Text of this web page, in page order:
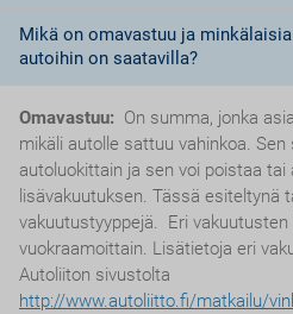
Mikä on omavastuu ja
autoihin on saatavilla?
Omavastuu: On summa, jonka
mikäli autolle sattuu vahinkoa. Sen
autoluokittain ja sen voi poistaa tai
lisävakuutuksen. Tässä esiteltynä
vakuutustyyppejä. Eri
vuokraamoittain. Lisätietoja eri
Autoliiton sivustolta
http://www.autoliitto.fi/matkailu/